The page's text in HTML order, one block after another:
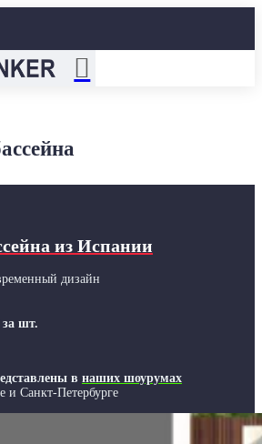
из Испании
дизайн
шт.
в наших шоурумах
и Санкт-Петербурге